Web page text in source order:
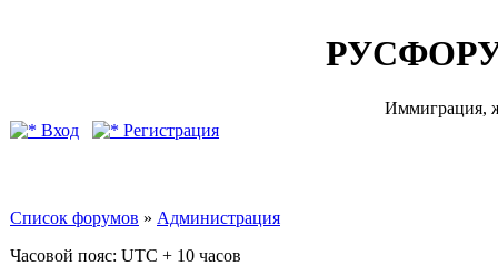
Иммиграция,
Вход
Регистрация
Список форумов » Администрация
Часовой пояс: UTC + 10 часов